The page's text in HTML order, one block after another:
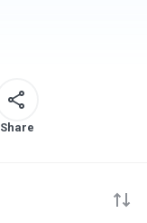
Share